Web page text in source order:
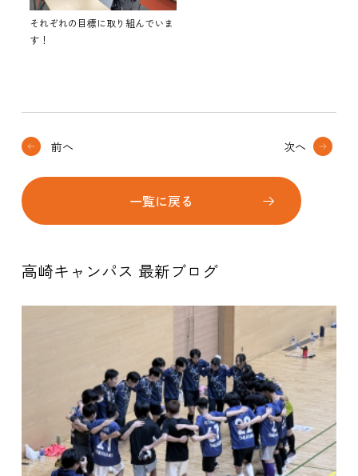
それぞれの目標に取り組んでいま
す！
前へ
一覧に戻る
次へ
高崎キャンパス 最新ブログ